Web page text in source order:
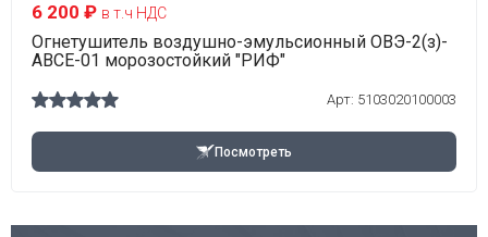
6 200 ₽ в т.ч НДС
Огнетушитель воздушно-эмульсионный ОВЭ-2(з)-
АВСЕ-01 морозостойкий "РИФ"
Арт: 5103020100003
Посмотреть